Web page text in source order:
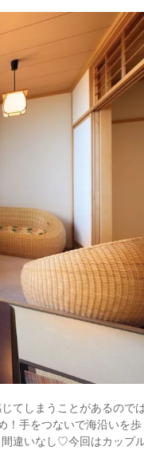
てしまうことがあるので
！手をつないで海沿いを歩
間違いなし♡今回はカップ